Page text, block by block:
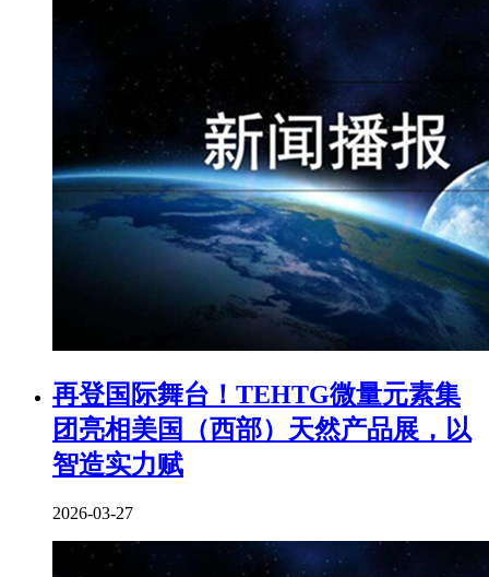
再登国际舞台！TEHTG微量元素集
团亮相美国（西部）天然产品展，以
智造实力赋
2026-03-27